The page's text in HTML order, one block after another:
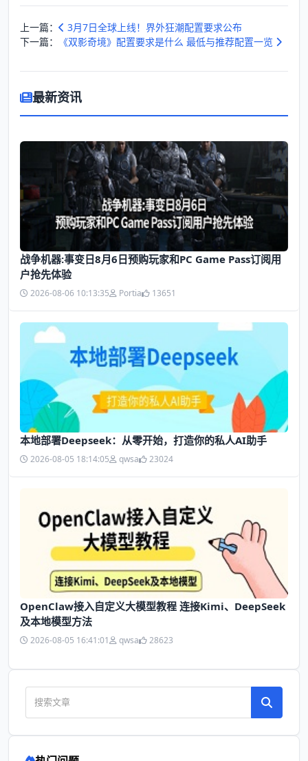
上一篇：
3月7日全球上线！界外狂潮配置要求公布
下一篇：
《双影奇境》配置要求是什么 最低与推荐配置一览
最新资讯
战争机器:事变日8月6日预购玩家和PC Game Pass订阅用
户抢先体验
2026-08-06 10:13:35 Portia 13651
本地部署Deepseek：从零开始，打造你的私人AI助手
2026-08-05 18:14:05 qwsa 23024
OpenClaw接入自定义大模型教程 连接Kimi、DeepSeek
及本地模型方法
2026-08-05 16:41:01 qwsa 28623